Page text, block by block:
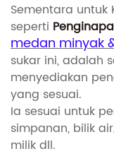
Sementara untuk
seperti
medan minyak
sukar ini, adalah
menyediakan
yang sesuai.
Ia sesuai untuk
simpanan, bilik
milik dll.